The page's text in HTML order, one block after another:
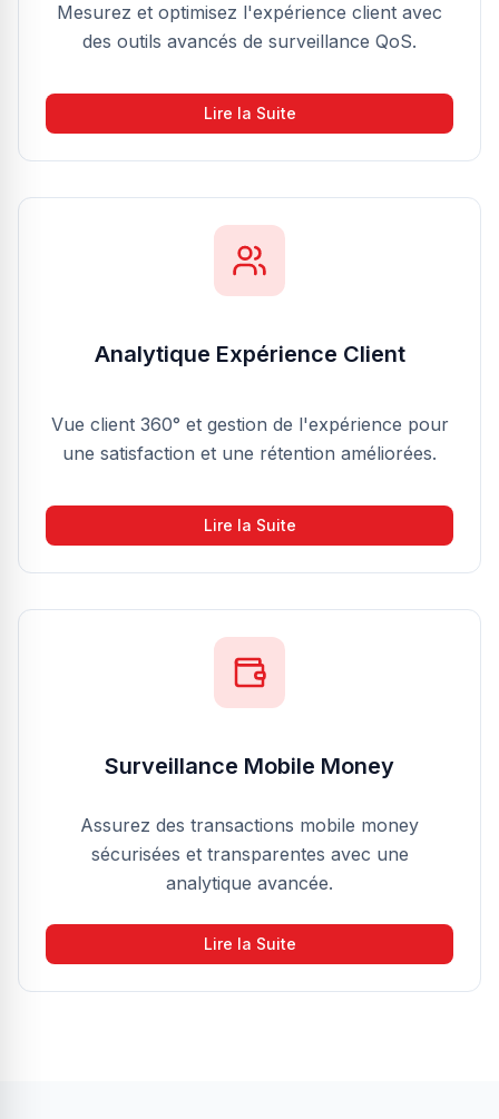
Mesurez et optimisez l'expérience client avec
des outils avancés de surveillance QoS.
Lire la Suite
Analytique Expérience Client
Vue client 360° et gestion de l'expérience pour
une satisfaction et une rétention améliorées.
Lire la Suite
Surveillance Mobile Money
Assurez des transactions mobile money
sécurisées et transparentes avec une
analytique avancée.
Lire la Suite